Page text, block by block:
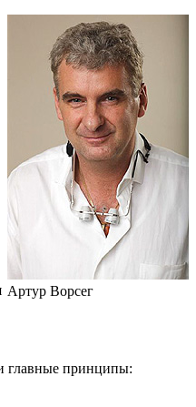
Артур Ворсег
главные принципы: